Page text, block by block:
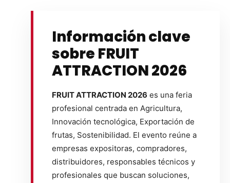
Información clave
sobre FRUIT
ATTRACTION 2026
FRUIT ATTRACTION 2026 es una feria
profesional centrada en Agricultura,
Innovación tecnológica, Exportación de
frutas, Sostenibilidad. El evento reúne a
empresas expositoras, compradores,
distribuidores, responsables técnicos y
profesionales que buscan soluciones,